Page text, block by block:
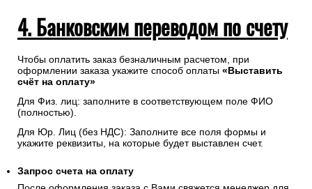
4. Банковским переводом по счету
Чтобы оплатить заказ безналичным расчетом, при
оформлении заказа укажите способ оплаты «Выставить
счёт на оплату»
Для Физ. лиц: заполните в соответствующем поле ФИО
(полностью).
Для Юр. Лиц (без НДС): Заполните все поля формы и
укажите реквизиты, на которые будет выставлен счет.
Запрос счета на оплату